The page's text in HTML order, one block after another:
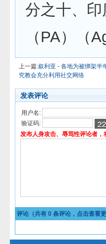
分之十、
（PA）（
上一篇:叙利亚 - 各地为被绑架半
究教会充分利用社交网络
发表评论
用户名:
验证码:
发布人身攻击、辱骂性评论者，
评论（共有 0 条评论，点击查看更